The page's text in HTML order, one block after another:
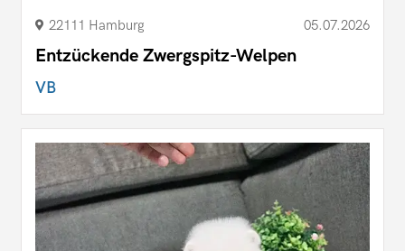
22111 Hamburg 05.07.2026
Entzückende Zwergspitz-Welpen
VB